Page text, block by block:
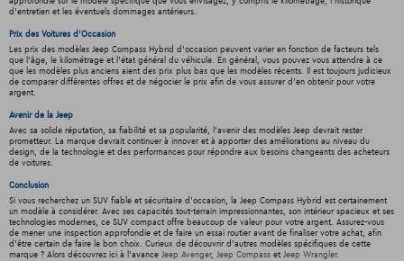
d'entretien et les éventuels dommages antérieurs.
Prix des Voitures d'Occasion
Les prix des modèles Jeep Compass Hybrid d'occasion peuvent varier en fonction de facteurs tels
que l'âge, le kilométrage et l'état général du véhicule. En général, vous pouvez vous attendre à ce
que les modèles plus anciens aient des prix plus bas que les modèles récents. Il est toujours judicieux
de comparer différentes offres et de négocier le prix afin de vous assurer d'en obtenir pour votre
argent.
Avenir de la Jeep
Avec sa solide réputation, sa fiabilité et sa popularité, l'avenir des modèles Jeep devrait rester
prometteur. La marque devrait continuer à innover et à apporter des améliorations au niveau du
design, de la technologie et des performances pour répondre aux besoins changeants des acheteurs
de voitures.
Conclusion
Si vous recherchez un SUV fiable et sécuritaire d'occasion, la Jeep Compass Hybrid est certainement
un modèle à considérer. Avec ses capacités tout-terrain impressionnantes, son intérieur spacieux et ses
technologies modernes, ce SUV compact offre beaucoup de valeur pour votre argent. Assurez-vous
de mener une inspection approfondie et de faire un essai routier avant de finaliser votre achat, afin
d'être certain de faire le bon choix. Curieux de découvrir d'autres modèles spécifiques de cette
marque ? Alors découvrez ici à l'avance Jeep Avenger, Jeep Compasset Jeep Wrangler.